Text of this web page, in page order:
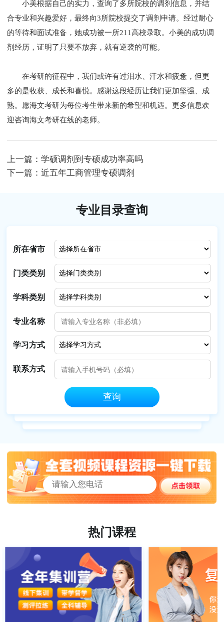
小美根据自己的实力，查询了多所院校的调剂信息，并结
合专业和兴趣爱好，最终向3所院校提交了调剂申请。经过耐心
的等待和面试准备，她成功被一所211高校录取。小美的成功调
剂经历，证明了只要不放弃，就有逆袭的可能。
在考研的征程中，我们或许有过泪水、汗水和疲惫，但更
多的是收获、成长和喜悦。感谢这段经历让我们更加坚强、成
熟。愿海文考研为每位考生带来新的希望和机遇。更多信息欢
迎咨询海文考研在线的老师。
上一篇：学硕调剂到专硕成功率高吗
下一篇：近五年工商管理专硕调剂
专业目录查询
所在省市
门类类别
学科类别
专业名称
学习方式
联系方式
查询
热门课程